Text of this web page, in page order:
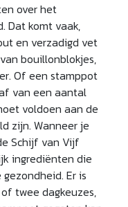
over het
Dat komt vaak,
en verzadigd vet
bouillonblokjes,
Of een stamppot
van een aantal
voldoen aan de
zijn. Wanneer je
Schijf van Vijf
ingrediënten die
Er is
twee dagkeuzes,